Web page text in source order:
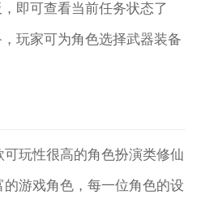
即可查看当前任务状态了
玩家可为角色选择武器装备
玩性很高的角色扮演类修仙
游戏角色，每一位角色的设